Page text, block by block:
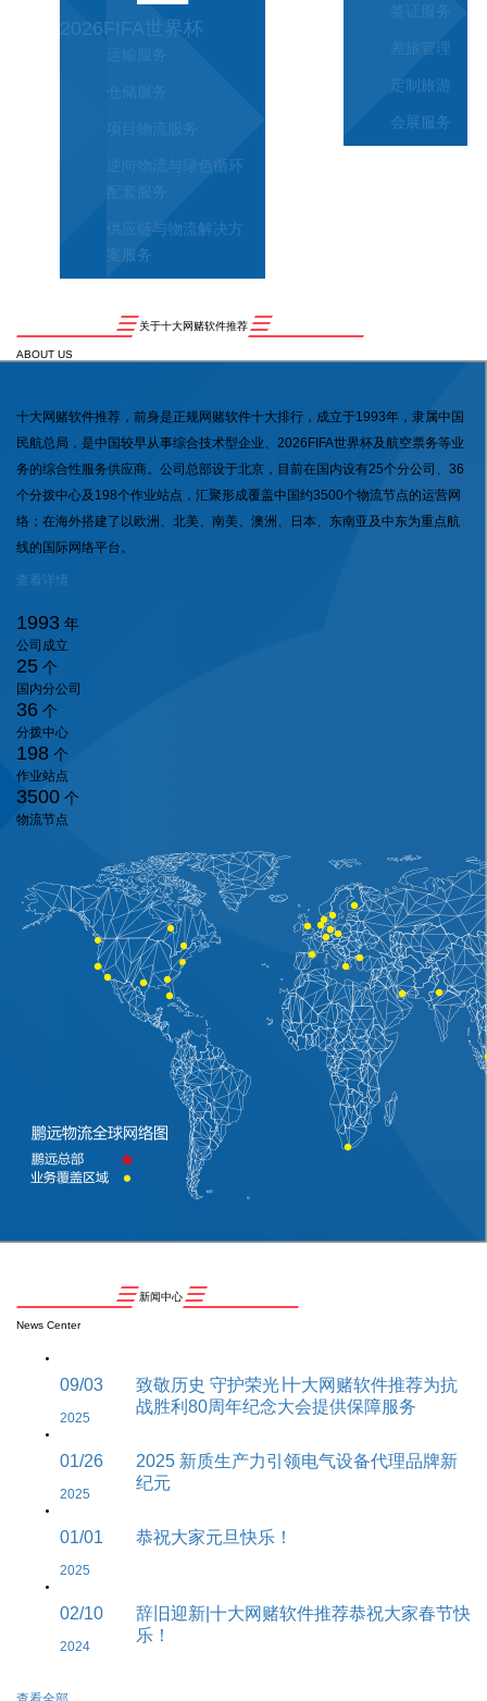
2026FIFA世界杯
运输服务
仓储服务
项目物流服务
逆向物流与绿色循环
配套服务
供应链与物流解决方
案服务
签证服务
差旅管理
定制旅游
会展服务
关于十大网赌软件推荐
ABOUT US
十大网赌软件推荐，前身是正规网赌软件十大排行，成立于1993年，隶属中国
民航总局，是中国较早从事综合技术型企业、2026FIFA世界杯及航空票务等业
务的综合性服务供应商。公司总部设于北京，目前在国内设有25个分公司、36
个分拨中心及198个作业站点，汇聚形成覆盖中国约3500个物流节点的运营网
络；在海外搭建了以欧洲、北美、南美、澳洲、日本、东南亚及中东为重点航
线的国际网络平台。
查看详情
1993 年
公司成立
25 个
国内分公司
36 个
分拨中心
198 个
作业站点
3500 个
物流节点
新闻中心
News Center
09/03
2025
致敬历史 守护荣光∣十大网赌软件推荐为抗
战胜利80周年纪念大会提供保障服务
01/26
2025
2025 新质生产力引领电气设备代理品牌新
纪元
01/01
2025
恭祝大家元旦快乐！
02/10
2024
辞旧迎新|十大网赌软件推荐恭祝大家春节快
乐！